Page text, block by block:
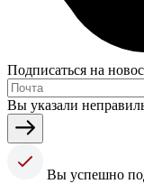
Подписаться на
Вы указали
Вы успешно